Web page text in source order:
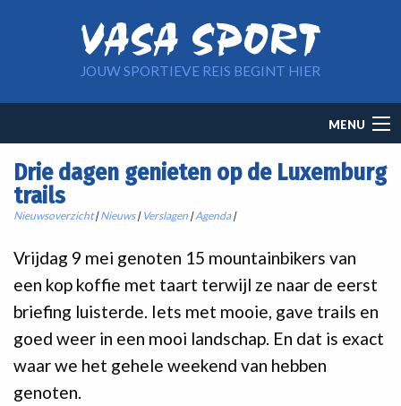
JOUW SPORTIEVE REIS BEGINT HIER
navigation
MENU
Drie dagen genieten op de Luxemburg
trails
Nieuwsoverzicht|Nieuws| Verslagen |Agenda|
Vrijdag 9 mei genoten 15 mountainbikers van
een kop koffie met taart terwijl ze naar de eerst
briefing luisterde. Iets met mooie, gave trails en
goed weer in een mooi landschap. En dat is exact
waar we het gehele weekend van hebben
genoten.